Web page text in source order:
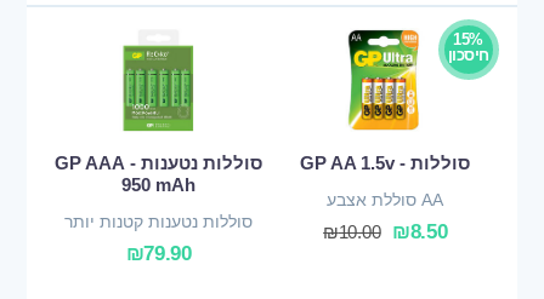
15%
חיסכון
סוללות - GP AA 1.5v
AA סוללת אצבע
₪8.50
₪10.00
סוללות נטענות - GP AAA
950 mAh
סוללות נטענות קטנות יותר
₪79.90